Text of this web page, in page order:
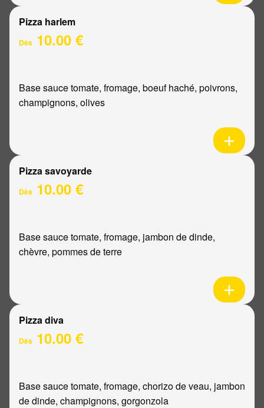
Pizza harlem
Dès 10.00 €
Base sauce tomate, fromage, boeuf haché, poivrons,
champignons, olives
Pizza savoyarde
Dès 10.00 €
Base sauce tomate, fromage, jambon de dinde,
chèvre, pommes de terre
Pizza diva
Dès 10.00 €
Base sauce tomate, fromage, chorizo de veau, jambon
de dinde, champignons, gorgonzola